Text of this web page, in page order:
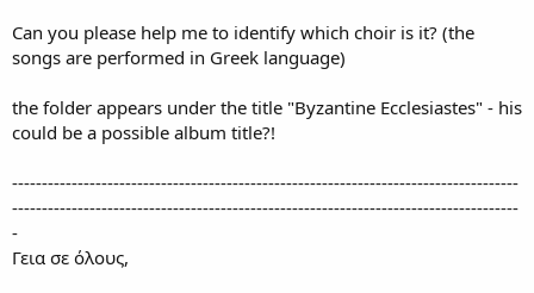
Can you please help me to identify which choir is it? (the
songs are performed in Greek language)
the folder appears under the title "Byzantine Ecclesiastes" - his
could be a possible album title?!
-------------------------------------------------------------------------------------
-------------------------------------------------------------------------------------
-
Γεια σε όλους,